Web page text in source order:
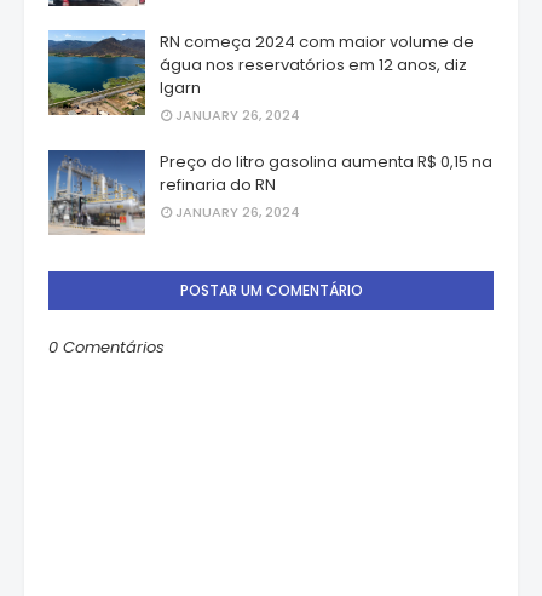
RN começa 2024 com maior volume de
água nos reservatórios em 12 anos, diz
Igarn
JANUARY 26, 2024
Preço do litro gasolina aumenta R$ 0,15 na
refinaria do RN
JANUARY 26, 2024
POSTAR UM COMENTÁRIO
0 Comentários